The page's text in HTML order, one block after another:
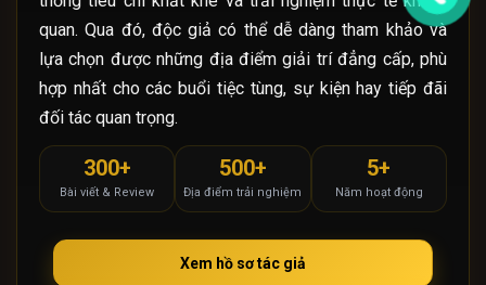
quan. Qua đó, độc giả có thể dễ dàng tham khảo và
lựa chọn được những địa điểm giải trí đẳng cấp, phù
hợp nhất cho các buổi tiệc tùng, sự kiện hay tiếp đãi
đối tác quan trọng.
300+
Bài viết & Review
500+
Địa điểm trải nghiệm
5+
Năm hoạt động
Xem hồ sơ tác giả